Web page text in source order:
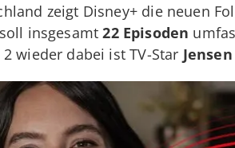
zeigt Disney+ die neuen
insgesamt22 Episoden
wieder dabei ist TV-Star